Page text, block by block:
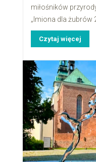
miłośników
„Imiona dla żubrów
Czytaj więcej